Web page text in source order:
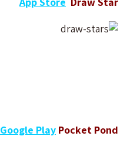
Google Play Pocket Pond